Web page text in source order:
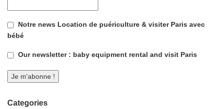
Notre news Location de puériculture & visiter Paris avec
bébé
Our newsletter : baby equipment rental and visit Paris
Categories